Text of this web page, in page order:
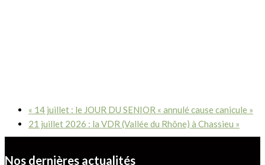
« 14 juillet : le JOUR DU SENIOR « annulé cause canicule »
21 juillet 2026 : la VDR (Vallée du Rhône) à Chassieu »
Nos dernières actualités